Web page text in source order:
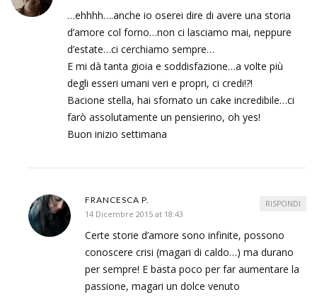
…ehhhh….anche io oserei dire di avere una storia
d’amore col forno…non ci lasciamo mai, neppure
d’estate…ci cerchiamo sempre…
E mi dà tanta gioia e soddisfazione…a volte più
degli esseri umani veri e propri, ci credi!?!
Bacione stella, hai sfornato un cake incredibile…ci
farò assolutamente un pensierino, oh yes!
Buon inizio settimana
FRANCESCA P.
14 Dicembre 2015 at 18:43
Certe storie d’amore sono infinite, possono
conoscere crisi (magari di caldo…) ma durano
per sempre! E basta poco per far aumentare la
passione, magari un dolce venuto
RISPONDI